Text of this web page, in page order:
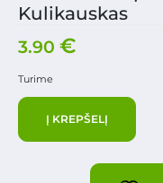
Kulikauskas
3.90 €
Turime
Į KREPŠELĮ